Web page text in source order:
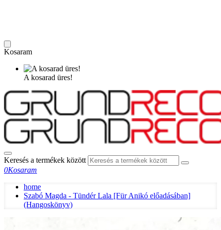
Kosaram
A kosarad üres!
Keresés a termékek között
0Kosaram
home
Szabó Magda - Tündér Lala [Für Anikó előadásában]
(Hangoskönyv)